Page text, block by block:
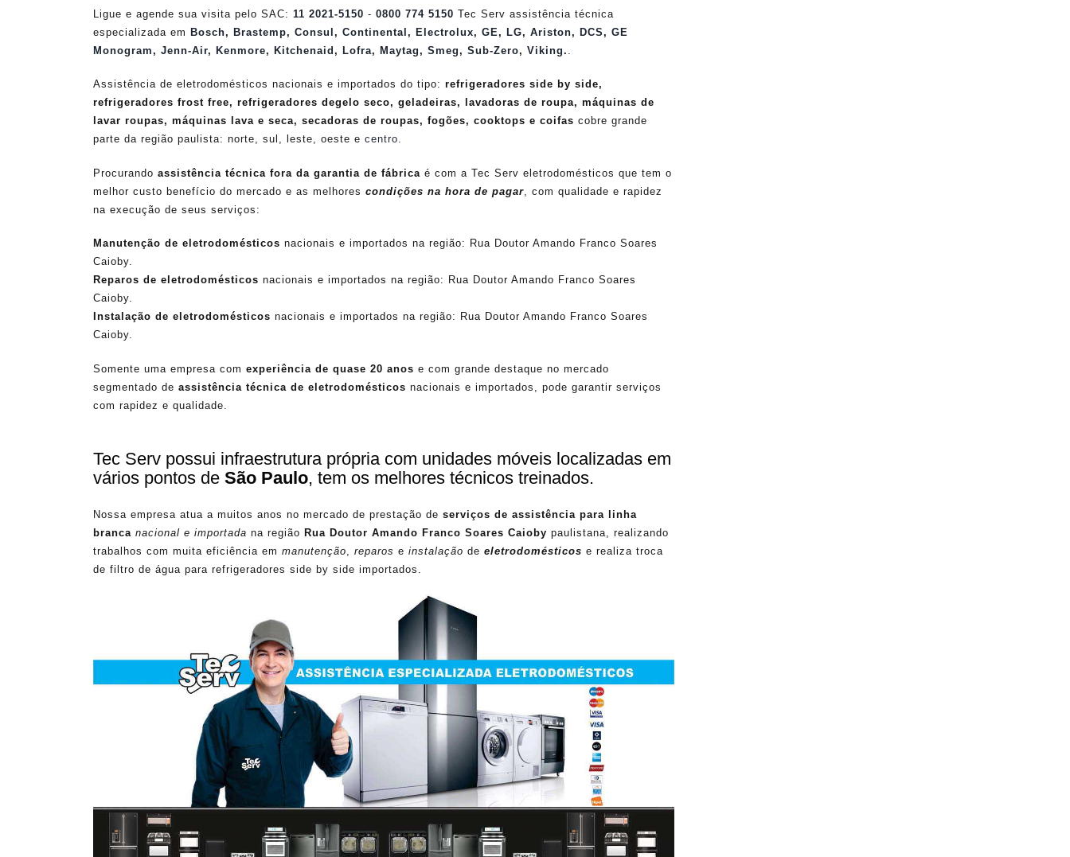
Ligue e agende sua visita pelo SAC: 11 2021-5150 - 0800 774 5150 Tec Serv assistência técnica
especializada em Bosch, Brastemp, Consul , Continental , Electrolux, GE , LG, Ariston, DCS , GE
Monogram , Jenn-Air, Kenmore, Kitchenaid , Lofra, Maytag , Smeg , Sub-Zero, Viking.
Assistência de eletrodomésticos nacionais e importados do tipo: refrigeradores side by side,
refrigeradores frost free, refrigeradores degelo seco, geladeiras, lavadoras de roupa, máquinas de
lavar roupas, máquinas lava e seca, secadoras de roupas, fogões, cooktops e coifas cobre grande
parte da região paulista: norte, sul, leste, oeste e centro.
Procurando assistência técnica fora da garantia de fábrica é com a Tec Serv eletrodomésticos que tem o
melhor custo benefício do mercado e as melhores condições na hora de pagar , com qualidade e rapidez
na execução de seus serviços:
Manutenção de eletrodomésticos nacionais e importados na região: Rua Doutor Amando Franco Soares
Caioby.
Reparos de eletrodomésticos nacionais e importados na região: Rua Doutor Amando Franco Soares
Caioby.
Instalação de eletrodomésticos nacionais e importados na região: Rua Doutor Amando Franco Soares
Caioby.
Somente uma empresa com experiência de quase 20 anos e com grande destaque no mercado
segmentado de assistência técnica de eletrodomésticos nacionais e importados, pode garantir serviços
com rapidez e qualidade.
Tec Serv possui infraestrutura própria com unidades móveis localizadas em
vários pontos de São Paulo, tem os melhores técnicos treinados.
Nossa empresa atua a muitos anos no mercado de prestação de serviços de assistência para linha
branca nacional e importada na região Rua Doutor Amando Franco Soares Caioby paulistana, realizando
trabalhos com muita eficiência em manutenção reparos e instalação de eletrodomésticos e realiza troca
de filtro de água para refrigeradores side by side importados.